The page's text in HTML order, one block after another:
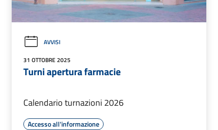
AVVISI
31 OTTOBRE 2025
Turni apertura farmacie
Calendario turnazioni 2026
Accesso all'informazione